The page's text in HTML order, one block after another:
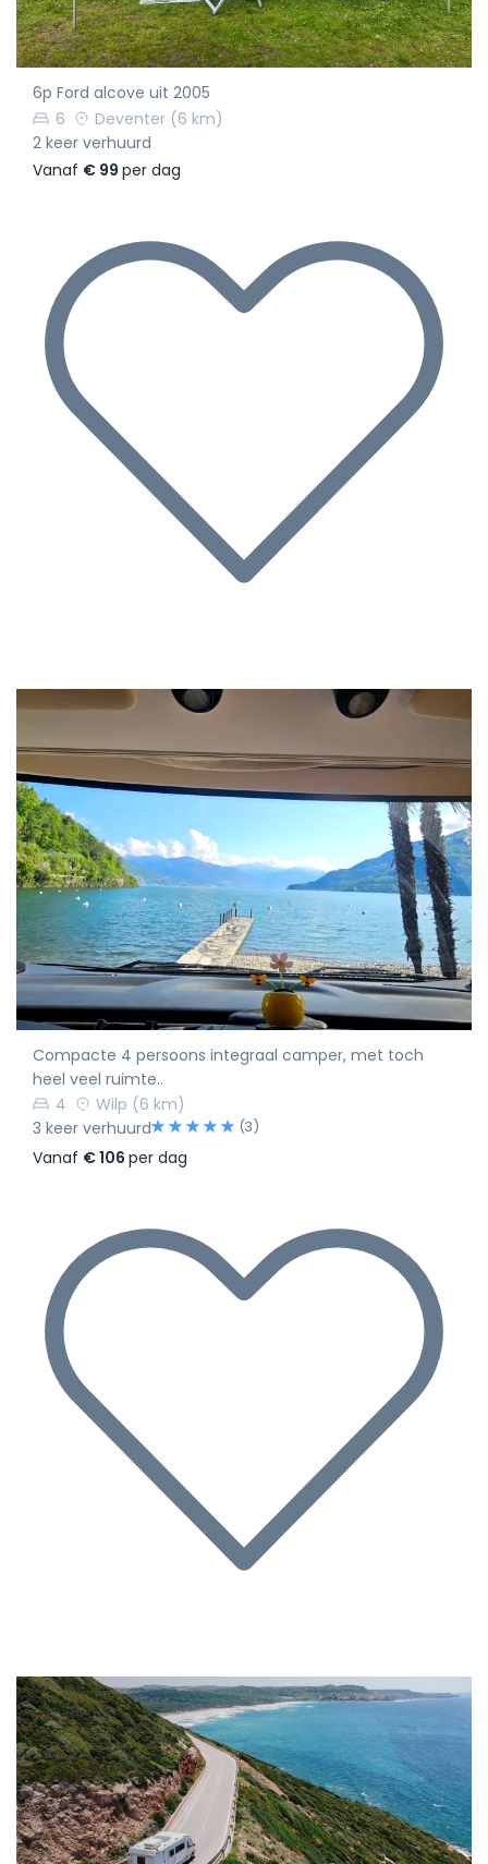
6p Ford alcove uit 2005
6
Deventer (6 km)
2 keer verhuurd
Vanaf € 99 per dag
Compacte 4 persoons integraal camper, met toch
heel veel ruimte..
4
Wilp (6 km)
3 keer verhuurd
(3)
Vanaf € 106 per dag